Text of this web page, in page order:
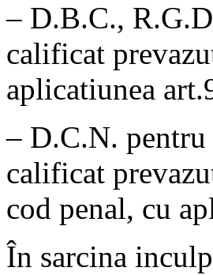
– D.B.C.,
calificat
aplicatiunea
– D.C.N.
calificat
cod penal, cu
În sarcina